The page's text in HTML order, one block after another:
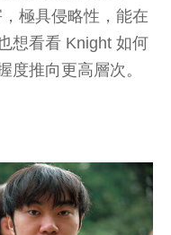
極具侵略性，能在
想看看 Knight 如何
度推向更高層次。